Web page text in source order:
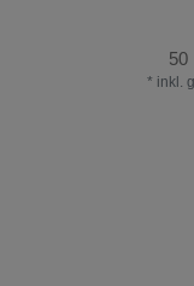
50
* inkl.